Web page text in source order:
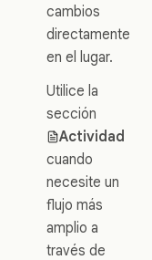
cambios
directamente
en el lugar.
Utilice la
sección
Actividad
cuando
necesite un
flujo más
amplio a
través de